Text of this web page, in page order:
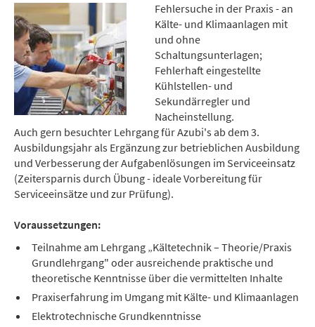
Fehlersuche in der Praxis - an
Kälte- und Klimaanlagen mit
und ohne
Schaltungsunterlagen;
Fehlerhaft eingestellte
Kühlstellen- und
Sekundärregler und
Nacheinstellung.
Auch gern besuchter Lehrgang für Azubi's ab dem 3.
Ausbildungsjahr als Ergänzung zur betrieblichen Ausbildung
und Verbesserung der Aufgabenlösungen im Serviceeinsatz
(Zeitersparnis durch Übung - ideale Vorbereitung für
Serviceeinsätze und zur Prüfung).
Voraussetzungen:
Teilnahme am Lehrgang „Kältetechnik – Theorie/Praxis
Grundlehrgang" oder ausreichende praktische und
theoretische Kenntnisse über die vermittelten Inhalte
Praxiserfahrung im Umgang mit Kälte- und Klimaanlagen
Elektrotechnische Grundkenntnisse